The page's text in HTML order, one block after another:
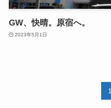
GW、快晴。原宿へ。
2023年5月1日
1